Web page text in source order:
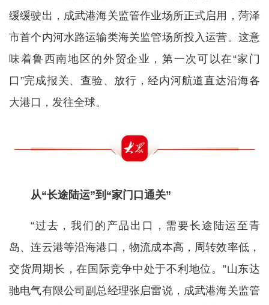
缓缓驶出，成武港海关监管作业场所正式启用，菏泽
市首个内河水路运输类海关监管场所投入运营。这意
味着鲁西南地区的外贸企业，第一次可以在“家门
口”完成报关、查验、放行，经内河航道直达沿海各
大港口，发往全球。
从“长途陆运”到“家门口通关”
“过去，我们的产品出口，需要长途陆运至青
岛、连云港等沿海港口，物流成本高，周转效率低，
交货周期长，在国际竞争中处于不利地位。”山东达
驰电气有限公司副总经理张启雷说，成武港海关监管